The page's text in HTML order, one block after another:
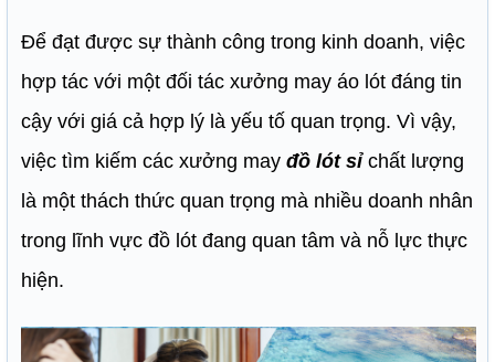
Để đạt được sự thành công trong kinh doanh, việc
hợp tác với một đối tác xưởng may áo lót đáng tin
cậy với giá cả hợp lý là yếu tố quan trọng. Vì vậy,
việc tìm kiếm các xưởng may đồ lót sỉchất lượng
là một thách thức quan trọng mà nhiều doanh nhân
trong lĩnh vực đồ lót đang quan tâm và nỗ lực thực
hiện.